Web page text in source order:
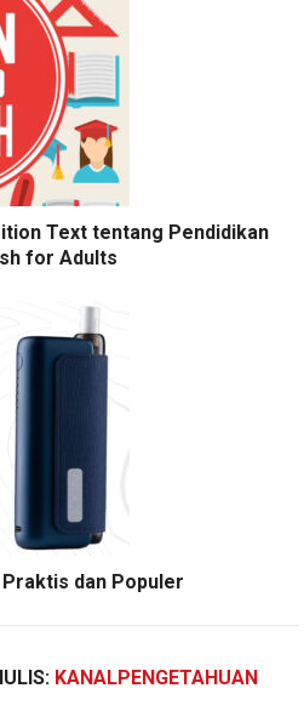
Text tentang Pendidikan
for Adults
dan Populer
KANALPENGETAHUAN